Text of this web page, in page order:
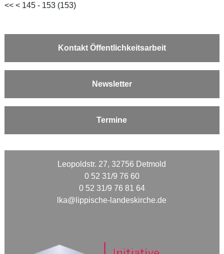
<< <145 - 153 (153)
Kontakt Öffentlichkeitsarbeit
Newsletter
Termine
Leopoldstr. 27, 32756 Detmold
0 52 31/9 76 60
0 52 31/9 76 81 64
lka@lippische-landeskirche.de